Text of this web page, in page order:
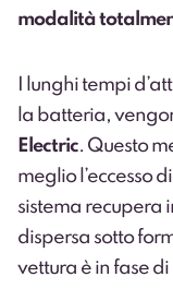
modalità
I lunghi tempi
la batteria,
Electric. Questo
meglio l’eccesso
sistema recupera
dispersa sotto
vettura è in fase